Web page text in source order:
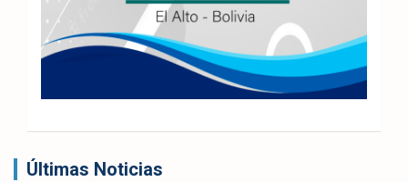
Últimas Noticias